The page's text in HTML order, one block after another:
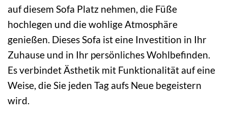
auf diesem Sofa Platz nehmen, die Füße
hochlegen und die wohlige Atmosphäre
genießen. Dieses Sofa ist eine Investition in Ihr
Zuhause und in Ihr persönliches Wohlbefinden.
Es verbindet Ästhetik mit Funktionalität auf eine
Weise, die Sie jeden Tag aufs Neue begeistern
wird.